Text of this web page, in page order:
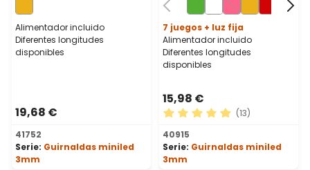
Alimentador incluido
Diferentes longitudes
disponibles
19,68 €
41752
Serie: Guirnaldas miniled
3mm
7 juegos + luz fija
Alimentador incluido
Diferentes longitudes
disponibles
15,98 €
Calificación promedio de
(13)
40915
Serie: Guirnaldas miniled
3mm